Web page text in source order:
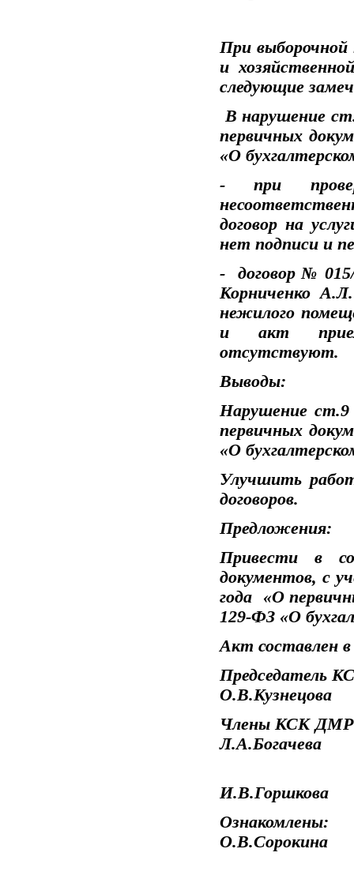
При выборочной
и
следующие
В нарушение
первичных
«О
- при
договор на
нет подписи и
- договор № 015/
Корниченко
нежилого
и акт
отсутствуют.
Выводы:
Нарушение
первичных
«О
Улучшить
договоров.
Предложения:
Привести в
документов, с
года «О
129-ФЗ «О
Акт составлен
О.В.Кузнецова
Л.А.Богачева
И.В.Горшкова